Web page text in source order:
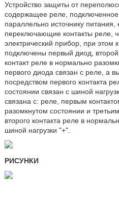
Устройство защиты от
содержащее реле,
параллельно источнику
переключающие контакты реле,
электрический прибор, при этом
подключены первый диод,
контакт реле в нормально
первого диода связан с реле, а
посредством первого контакта
состоянии связан с шиной
связана с: реле, первым
разомкнутом состоянии и
второго контакта реле в
шиной нагрузки "+".
РИСУНКИ